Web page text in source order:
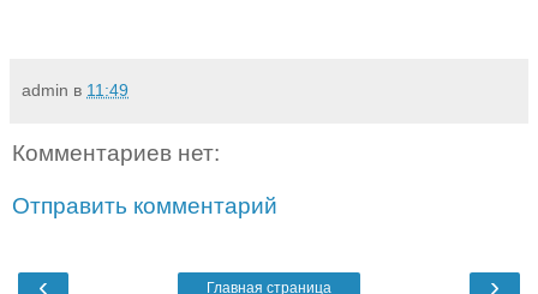
admin в 11:49
Комментариев нет:
Отправить комментарий
‹ ›
Главная страница